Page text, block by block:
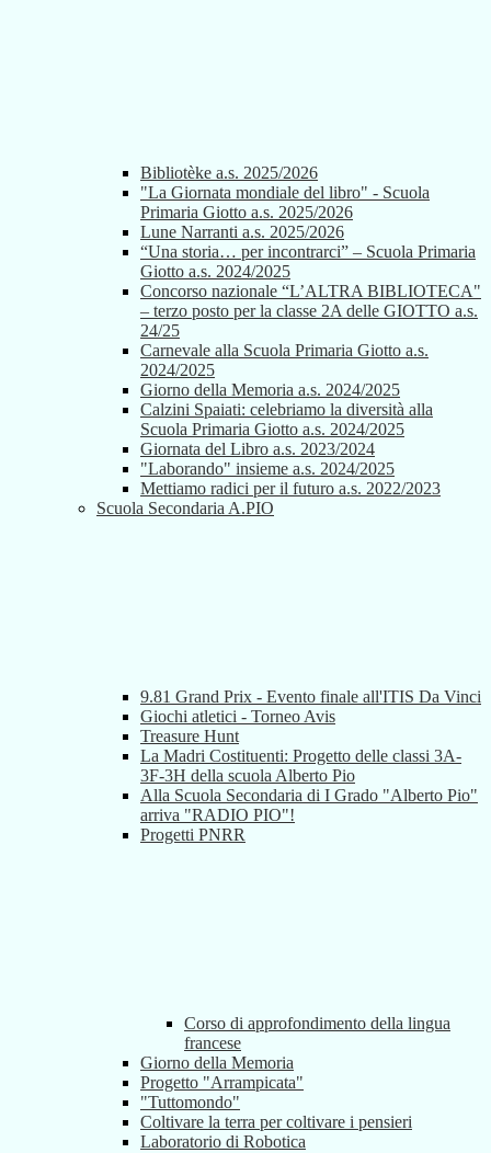
Bibliotèke a.s. 2025/2026
"La Giornata mondiale del libro" - Scuola
Primaria Giotto a.s. 2025/2026
Lune Narranti a.s. 2025/2026
“Una storia… per incontrarci” – Scuola Primaria
Giotto a.s. 2024/2025
Concorso nazionale “L’ALTRA BIBLIOTECA"
– terzo posto per la classe 2A delle GIOTTO a.s.
24/25
Carnevale alla Scuola Primaria Giotto a.s.
2024/2025
Giorno della Memoria a.s. 2024/2025
Calzini Spaiati: celebriamo la diversità alla
Scuola Primaria Giotto a.s. 2024/2025
Giornata del Libro a.s. 2023/2024
"Laborando" insieme a.s. 2024/2025
Mettiamo radici per il futuro a.s. 2022/2023
Scuola Secondaria A.PIO
9.81 Grand Prix - Evento finale all'ITIS Da Vinci
Giochi atletici - Torneo Avis
Treasure Hunt
La Madri Costituenti: Progetto delle classi 3A-
3F-3H della scuola Alberto Pio
Alla Scuola Secondaria di I Grado "Alberto Pio"
arriva "RADIO PIO"!
Progetti PNRR
Corso di approfondimento della lingua
francese
Giorno della Memoria
Progetto "Arrampicata"
"Tuttomondo"
Coltivare la terra per coltivare i pensieri
Laboratorio di Robotica